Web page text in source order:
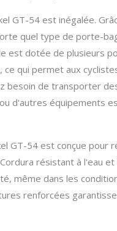
GT-54 est inégalée.
quel type de porte-
est dotée de plusieurs
ce qui permet aux
besoin de transporter
d'autres équipements
GT-54 est conçue pour
résistant à l'eau
même dans les
renforcées